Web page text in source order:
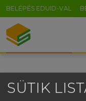
BELÉPÉS EDUID-VAL
SÜTIK
GR
5
g h k